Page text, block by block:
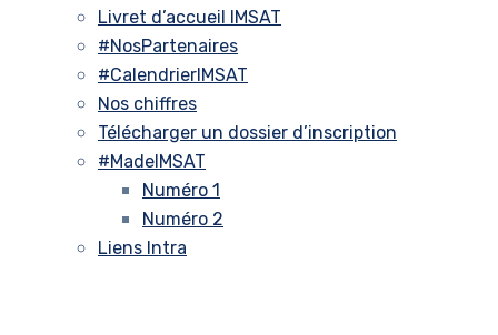
Livret d’accueil IMSAT
#NosPartenaires
#CalendrierIMSAT
Nos chiffres
Télécharger un dossier d’inscription
#MadeIMSAT
Numéro 1
Numéro 2
Liens Intra